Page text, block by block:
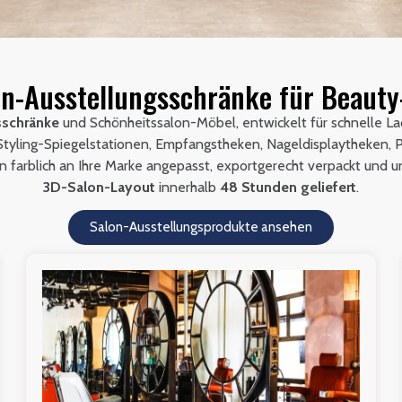
Ausstellungsschränke für
und Schönheitssalon-Möbel, entwickelt für schnelle
Spiegelstationen, Empfangstheken, Nageldisplaytheken,
farblich an Ihre Marke angepasst, exportgerecht verpackt
3D-Salon-Layout innerhalb 48 Stunden geliefert.
Salon-Ausstellungsprodukte ansehen